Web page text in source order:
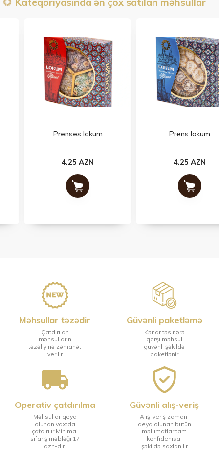
Prenses lokum
4.25 AZN
Prens lokum
4.25 AZN
Məhsullar təzədir
Çatdırılan
məhsulların
təzəliyinə zəmanət
verilir
Güvənli paketləmə
Kənar təsirlərə
qarşı məhsul
güvənli şəkildə
paketlənir
Operativ çatdırılma
Məhsullar qeyd
olunan vaxtda
çatdırılır Minimal
sifariş məbləği 17
azn-dir.
Güvənli alış-veriş
Alış-veriş zamanı
qeyd olunan bütün
məlumatlar tam
konfidenisal
şəkildə saxlanılır